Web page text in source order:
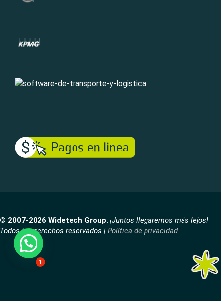
© 2007-2026 Widetech Group. ¡Juntos llegaremos más lejos!
Todos los derechos reservados | Política de privacidad
1